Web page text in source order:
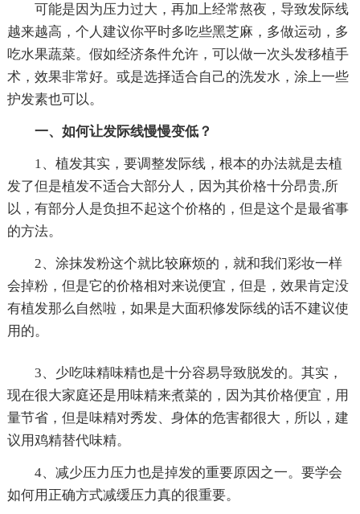
可能是因为压力过大，再加上经常熬夜，导致发际线
越来越高，个人建议你平时多吃些黑芝麻，多做运动，多
吃水果蔬菜。假如经济条件允许，可以做一次头发移植手
术，效果非常好。或是选择适合自己的洗发水，涂上一些
护发素也可以。
一、如何让发际线慢慢变低？
1、植发其实，要调整发际线，根本的办法就是去植
发了但是植发不适合大部分人，因为其价格十分昂贵,所
以，有部分人是负担不起这个价格的，但是这个是最省事
的方法。
2、涂抹发粉这个就比较麻烦的，就和我们彩妆一样
会掉粉，但是它的价格相对来说便宜，但是，效果肯定没
有植发那么自然啦，如果是大面积修发际线的话不建议使
用的。
3、少吃味精味精也是十分容易导致脱发的。其实，
现在很大家庭还是用味精来煮菜的，因为其价格便宜，用
量节省，但是味精对秀发、身体的危害都很大，所以，建
议用鸡精替代味精。
4、减少压力压力也是掉发的重要原因之一。要学会
如何用正确方式减缓压力真的很重要。